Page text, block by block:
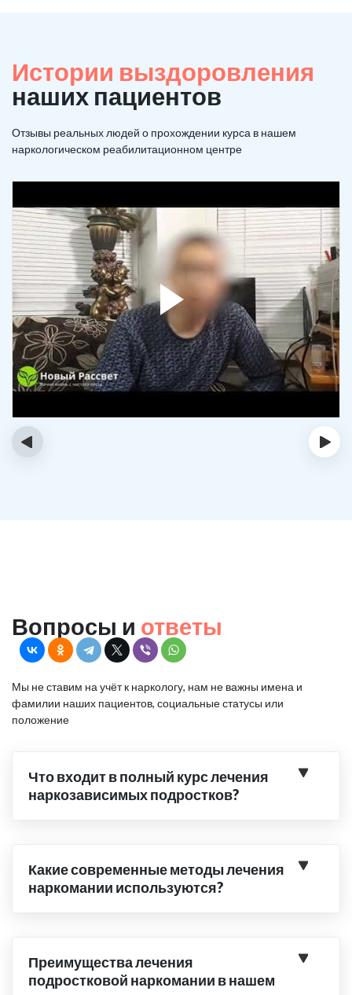
Истории выздоровления
наших пациентов
Отзывы реальных людей о прохождении курса в нашем
наркологическом реабилитационном центре
‹ ›
Вопросы и ответы
Мы не ставим на учёт к наркологу, нам не важны имена и
фамилии наших пациентов, социальные статусы или
положение
Что входит в полный курс лечения
наркозависимых подростков?
Какие современные методы лечения
наркомании используются?
Преимущества лечения
подростковой наркомании в нашем